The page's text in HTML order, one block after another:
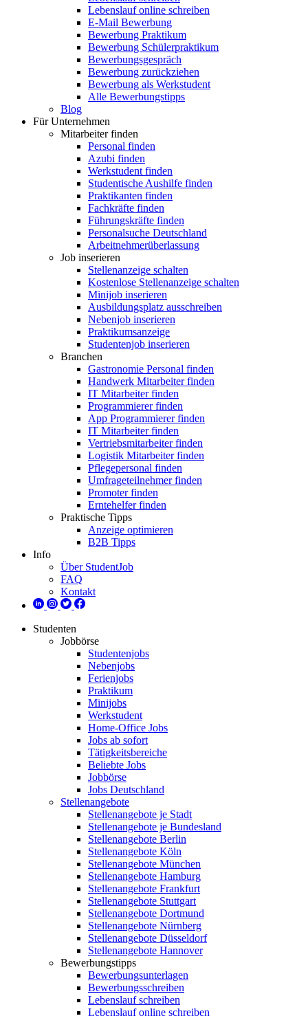
Lebenslauf online schreiben
E-Mail Bewerbung
Bewerbung Praktikum
Bewerbung Schülerpraktikum
Bewerbungsgespräch
Bewerbung zurückziehen
Bewerbung als Werkstudent
Alle Bewerbungstipps
Blog
Für Unternehmen
Mitarbeiter finden
Personal finden
Azubi finden
Werkstudent finden
Studentische Aushilfe finden
Praktikanten finden
Fachkräfte finden
Führungskräfte finden
Personalsuche Deutschland
Arbeitnehmerüberlassung
Job inserieren
Stellenanzeige schalten
Kostenlose Stellenanzeige schalten
Minijob inserieren
Ausbildungsplatz ausschreiben
Nebenjob inserieren
Praktikumsanzeige
Studentenjob inserieren
Branchen
Gastronomie Personal finden
Handwerk Mitarbeiter finden
IT Mitarbeiter finden
Programmierer finden
App Programmierer finden
IT Mitarbeiter finden
Vertriebsmitarbeiter finden
Logistik Mitarbeiter finden
Pflegepersonal finden
Umfrageteilnehmer finden
Promoter finden
Erntehelfer finden
Praktische Tipps
Anzeige optimieren
B2B Tipps
Info
Über StudentJob
FAQ
Kontakt
Studenten
Jobbörse
Studentenjobs
Nebenjobs
Ferienjobs
Praktikum
Minijobs
Werkstudent
Home-Office Jobs
Jobs ab sofort
Tätigkeitsbereiche
Beliebte Jobs
Jobbörse
Jobs Deutschland
Stellenangebote
Stellenangebote je Stadt
Stellenangebote je Bundesland
Stellenangebote Berlin
Stellenangebote Köln
Stellenangebote München
Stellenangebote Hamburg
Stellenangebote Frankfurt
Stellenangebote Stuttgart
Stellenangebote Dortmund
Stellenangebote Nürnberg
Stellenangebote Düsseldorf
Stellenangebote Hannover
Bewerbungstipps
Bewerbungsunterlagen
Bewerbungsschreiben
Lebenslauf schreiben
Lebenslauf online schreiben